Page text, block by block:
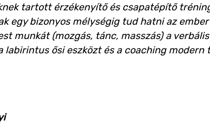
tartott érzékenyítő és csapatépítő
egy bizonyos mélységig tud hatni az
munkát (mozgás, tánc, masszás) a
ősi eszközt és a coaching